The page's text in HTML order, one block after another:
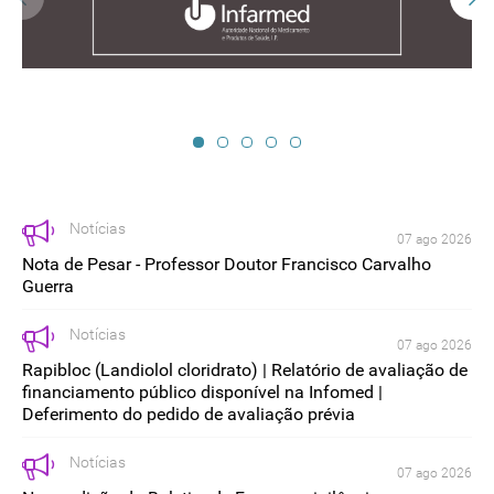
Notícias
07 ago 2026
Nota de Pesar - Professor Doutor Francisco Carvalho
Guerra
Notícias
07 ago 2026
Rapibloc (Landiolol cloridrato) | Relatório de avaliação de
financiamento público disponível na Infomed |
Deferimento do pedido de avaliação prévia
Notícias
07 ago 2026